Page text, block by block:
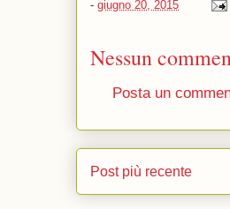
- giugno 20, 2015
Nessun
Posta un
Post più recente